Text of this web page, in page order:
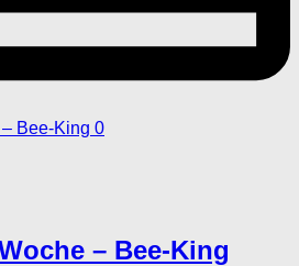
0
– Bee-King